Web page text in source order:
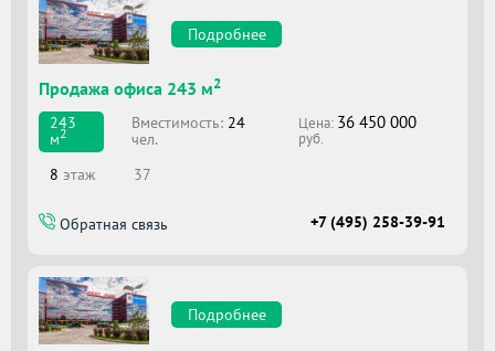
Подробнее
Продажа офиса 243 м2
243
м2
Вместимоcть: 24
чел.
Цена: 36 450 000
руб.
8 этаж 37
Обратная связь +7 (495) 258-39-91
Подробнее